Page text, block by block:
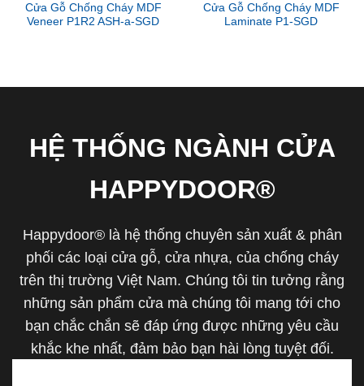
Cửa Gỗ Chống Cháy MDF
Veneer P1R2 ASH-a-SGD
Cửa Gỗ Chống Cháy MDF
Laminate P1-SGD
HỆ THỐNG NGÀNH CỬA
HAPPYDOOR®
Happydoor® là hệ thống chuyên sản xuất & phân
phối các loại cửa gỗ, cửa nhựa, của chống cháy
trên thị trường Việt Nam. Chúng tôi tin tưởng rằng
những sản phẩm cửa mà chúng tôi mang tới cho
bạn chắc chắn sẽ đáp ứng được những yêu cầu
khắc khe nhất, đảm bảo bạn hài lòng tuyệt đối.